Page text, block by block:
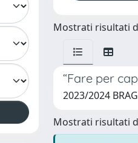
Mostrati risultati
“Fare per
2023/2024
Mostrati risultati